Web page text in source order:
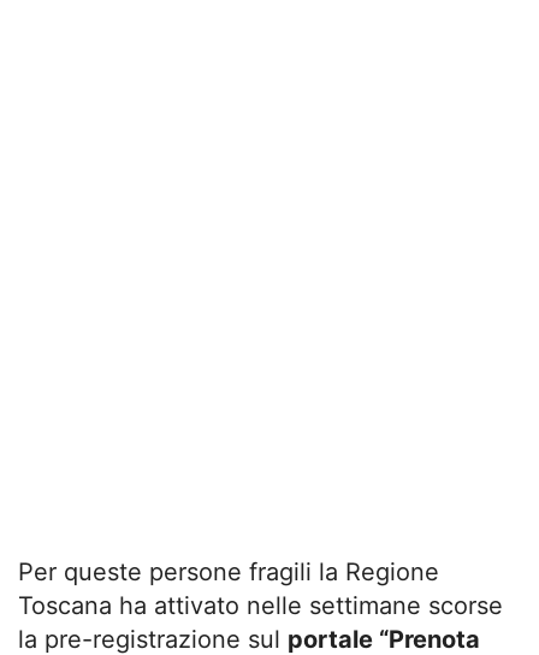
Per queste persone fragili la Regione
Toscana ha attivato nelle settimane scorse
la pre-registrazione sul portale “Prenota